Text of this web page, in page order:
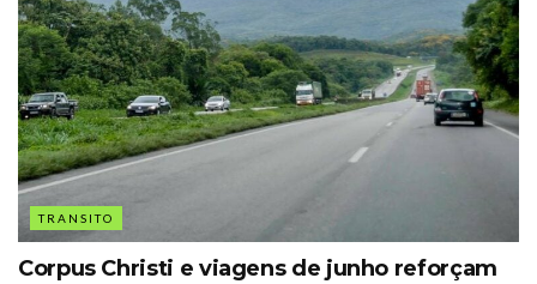
TRANSITO
Corpus Christi e viagens de junho reforçam